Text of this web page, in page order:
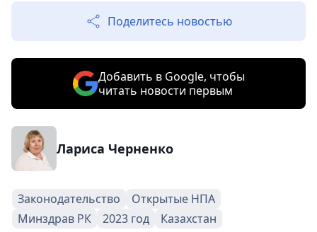
Поделитесь новостью
Добавить в Google, чтобы
читать новости первым
Лариса Черненко
Законодательство
Открытые НПА
Минздрав РК
2023 год Казахстан